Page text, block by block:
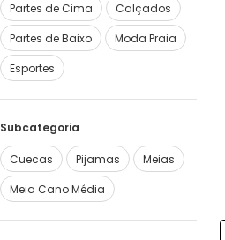
Partes de Cima
Calçados
Partes de Baixo
Moda Praia
Esportes
Subcategoria
Cuecas Pijamas
Meias
Meia Cano Média